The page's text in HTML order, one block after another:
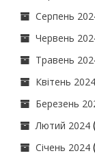
Серпень
Червень
Травень
Квітень 2024
Березень
Лютий 2024
Січень 2024